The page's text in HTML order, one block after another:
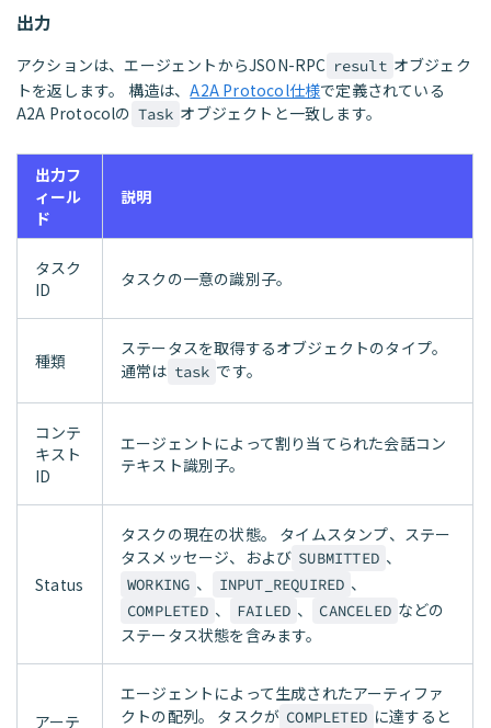
出力
アクションは、エージェントからJSON-RPC result オブジェク
トを返します。 構造は、A2A Protocol仕様で定義されている
A2A Protocolの Task オブジェクトと一致します。
出力フ
ィール
ド
説明
タスク
ID
タスクの一意の識別子。
種類
ステータスを取得するオブジェクトのタイプ。
通常は task です。
コンテ
キスト
ID
エージェントによって割り当てられた会話コン
テキスト識別子。
Status
タスクの現在の状態。 タイムスタンプ、ステー
タスメッセージ、および SUBMITTED 、
WORKING 、 INPUT_REQUIRED 、
COMPLETED 、 FAILED 、 CANCELED などの
ステータス状態を含みます。
アーテ
エージェントによって生成されたアーティファ
クトの配列。 タスクが COMPLETED に達すると